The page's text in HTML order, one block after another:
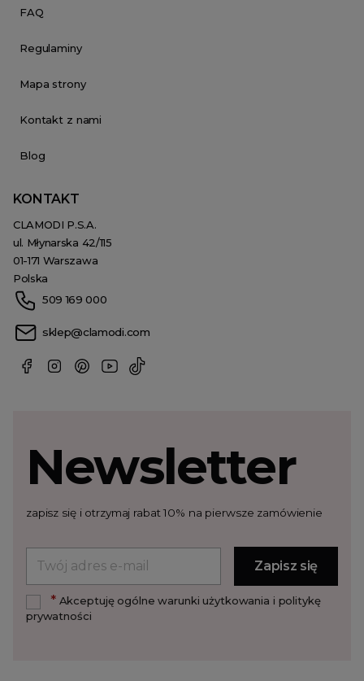
FAQ
Regulaminy
Mapa strony
Kontakt z nami
Blog
KONTAKT
CLAMODI P.S.A.
ul. Młynarska 42/115
01-171 Warszawa
Polska
509 169 000
sklep@clamodi.com
Newsletter
zapisz się i otrzymaj rabat 10% na pierwsze zamówienie
*Akceptuję ogólne warunki użytkowania i politykę
prywatności